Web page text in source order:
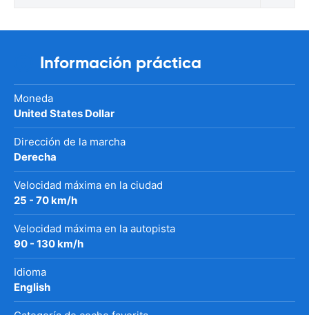
Información práctica
Moneda
United States Dollar
Dirección de la marcha
Derecha
Velocidad máxima en la ciudad
25 - 70 km/h
Velocidad máxima en la autopista
90 - 130 km/h
Idioma
English